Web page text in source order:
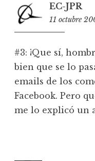
EC-JPR
11 octubre
#3: ¡Que sí,
bien que se lo
emails de los
Facebook. Pero
me lo explicó un